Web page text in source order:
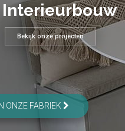
Bekijk onze projecten
Interieurbouw
ONZE FABRIEK